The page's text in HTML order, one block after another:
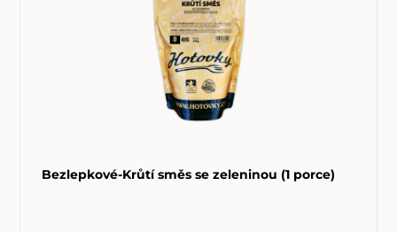
Bezlepkové-Krůtí směs se zeleninou (1 porce)